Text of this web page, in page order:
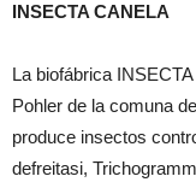
INSECTA CANELA
La biofábrica
Pohler de la comuna
produce insectos
defreitasi,